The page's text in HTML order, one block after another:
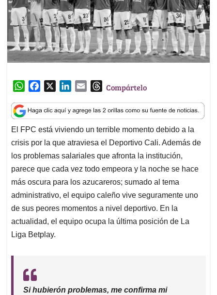
W
a
t
s
A
p
p
c
e
b
o
o
k
n
k
e
d
I
n
a
i
l
T
r
e
a
d
s
Compártelo
El FPC está viviendo un terrible momento debido a la
crisis por la que atraviesa el Deportivo Cali. Además de
los problemas salariales que afronta la institución,
parece que cada vez todo empeora y la noche se hace
más oscura para los azucareros; sumado al tema
administrativo, el equipo caleño vive seguramente uno
de sus peores momentos a nivel deportivo. En la
actualidad, el equipo ocupa la última posición de La
Liga Betplay.
Si hubierón problemas, me confirma mi